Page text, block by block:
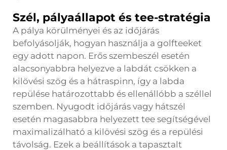
Szél, pályaállapot és tee-stratégia
A pálya körülményei és az időjárás
befolyásolják, hogyan használja a golfteeket
egy adott napon. Erős szembeszél esetén
alacsonyabbra helyezve a labdát csökken a
kilövési szög és a hátraspinn, így a labda
repülése határozottabb és ellenállóbb a széllel
szemben. Nyugodt időjárás vagy hátszél
esetén magasabbra helyezett tee segítségével
maximalizálható a kilövési szög és a repülési
távolság. Ezek a beállítások a tapasztalt